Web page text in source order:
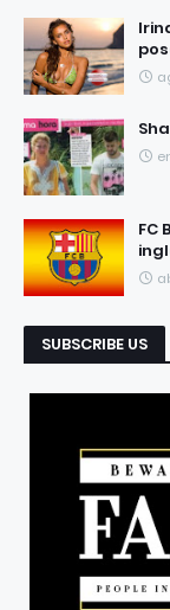
RECIENTES
FC
SUBSCRIBE US